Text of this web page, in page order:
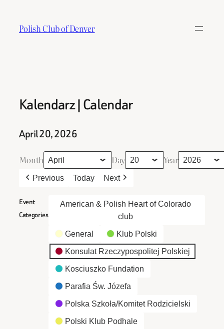
content
Polish Club of Denver
Kalendarz | Calendar
April 20, 2026
Month Day Year
Previous Today Next
Event
Categories
American & Polish Heart of Colorado
club
General Klub Polski
Konsulat Rzeczypospolitej Polskiej
Kosciuszko Fundation
Parafia Św. Józefa
Polska Szkoła/Komitet Rodzicielski
Polski Klub Podhale